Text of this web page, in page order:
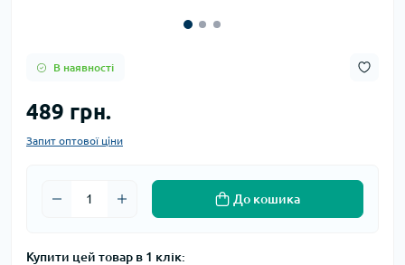
В наявності
489 грн.
Запит оптової ціни
До кошика
Купити цей товар в 1 клік: